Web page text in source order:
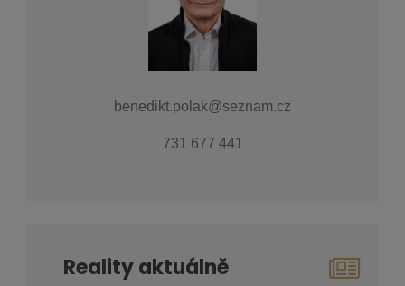
benedikt.polak@seznam.cz
731 677 441
Reality aktuálně